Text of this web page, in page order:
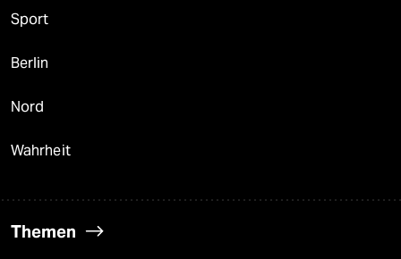
Sport
Berlin
Nord
Wahrheit
Themen